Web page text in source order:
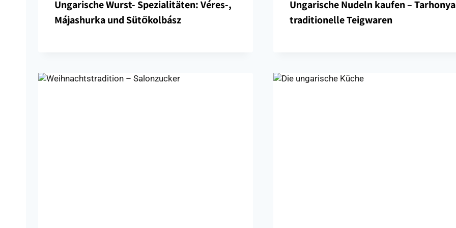
Ungarische Wurst- Spezialitäten: Véres-,
Májashurka und Sütőkolbász
Ungarische Nudeln kaufen –
traditionelle Teigwaren